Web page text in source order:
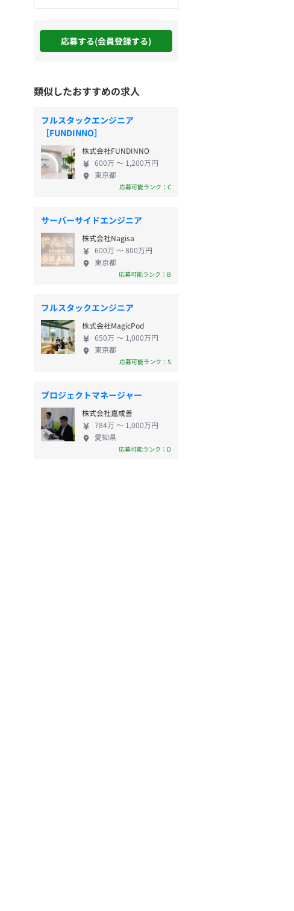
応募する(会員登録する)
類似したおすすめの求人
フルスタックエンジニア
［FUNDINNO］
株式会社FUNDINNO
600万 〜 1,200万円
東京都
応募可能ランク：C
サーバーサイドエンジニア
株式会社Nagisa
600万 〜 800万円
東京都
応募可能ランク：B
フルスタックエンジニア
株式会社MagicPod
650万 〜 1,000万円
東京都
応募可能ランク：S
プロジェクトマネージャー
株式会社嘉成善
784万 〜 1,000万円
愛知県
応募可能ランク：D